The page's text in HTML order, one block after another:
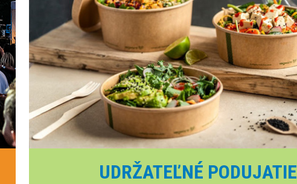
UDRŽATEĽNÉ PODUJATIE